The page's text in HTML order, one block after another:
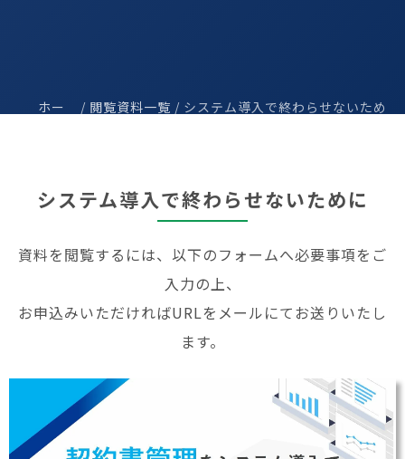
ホー
/ 閲覧資料一覧 / システム導入で終わらせないため
システム導入で終わらせないために
資料を閲覧するには、以下のフォームへ必要事項をご
入力の上、
お申込みいただければURLをメールにてお送りいたし
ます。